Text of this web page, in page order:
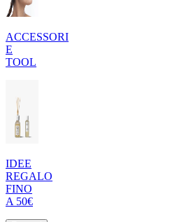
ACCESSORI
E
TOOL
IDEE
REGALO
FINO
A 50€